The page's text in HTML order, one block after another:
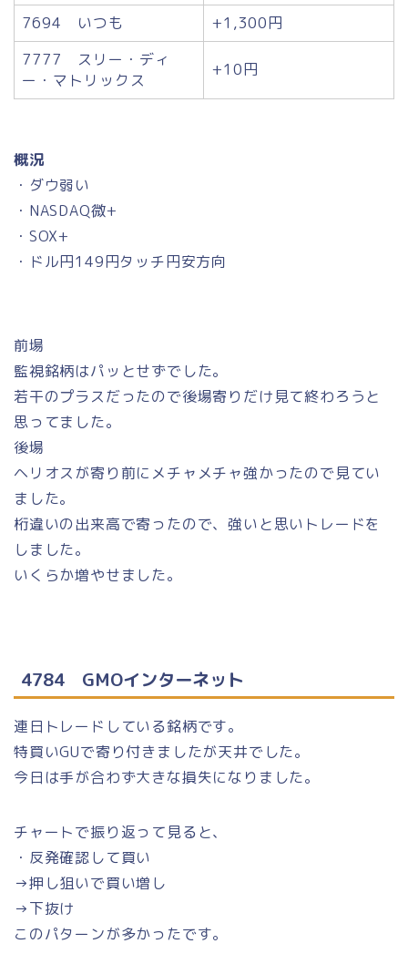
7694 いつも
+1,300円
7777 スリー・ディ
ー・マトリックス
+10円
概況
・ダウ弱い
・NASDAQ微+
・SOX+
・ドル円149円タッチ円安方向
前場
監視銘柄はパッとせずでした。
若干のプラスだったので後場寄りだけ見て終わろうと
思ってました。
後場
ヘリオスが寄り前にメチャメチャ強かったので見てい
ました。
桁違いの出来高で寄ったので、強いと思いトレードを
しました。
いくらか増やせました。
4784 GMOインターネット
連日トレードしている銘柄です。
特買いGUで寄り付きましたが天井でした。
今日は手が合わず大きな損失になりました。
チャートで振り返って見ると、
・反発確認して買い
→押し狙いで買い増し
→下抜け
このパターンが多かったです。